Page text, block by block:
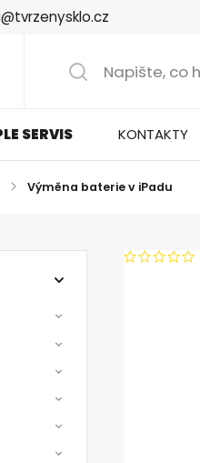
SERVIS KONTAKTY
/ Výměna baterie v iPadu